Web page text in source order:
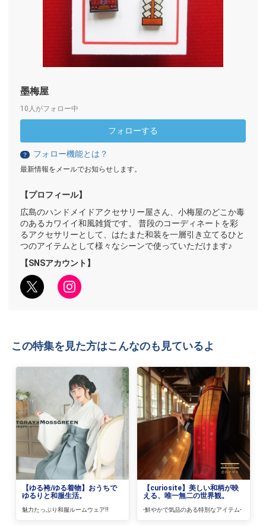
墨梅屋
10人がフォロー中
フォローする
？ フォロー機能とは？
最新情報をメールでお知らせします。
【プロフィール】
広島のハンドメイドアクセサリー屋さん、小梅屋のどこか毒
のあるカワイイ和風雑貨です。 普段のコーディネートを彩
るアクセサリーとして、はたまた和装を一層引き立てるひと
つのアイテムとして様々なシーンで使っていただけます♪
【SNSアカウント】
この特集を見た方はこんなのも見ているよ
【ゆる袴/ゆる着物】おうちで
ゆるりと和服生活。
魅力たっぷり和服ルームウェア!!
【curiosite】美しい和柄が映
える、唯一無二の世界観。
-鮮やかで気品のある特別なアイテム-